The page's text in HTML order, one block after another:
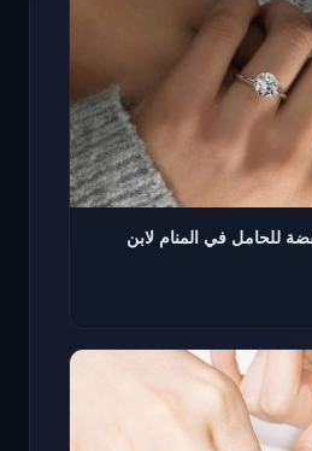
للحامل في المنام لابن